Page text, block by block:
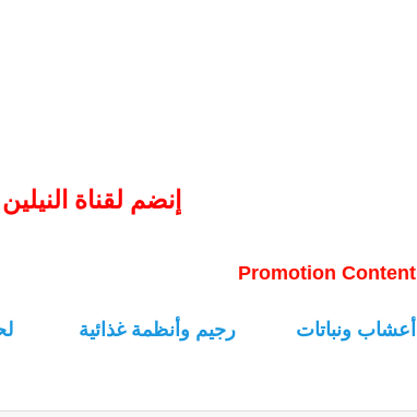
إنضم لقناة
Promotion Content
أعشاب ونباتات رجيم وأنظمة غذائية